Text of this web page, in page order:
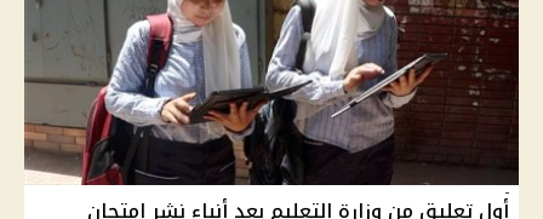
أول تعليق من وزارة التعليم بعد أنباء نشر امتحان